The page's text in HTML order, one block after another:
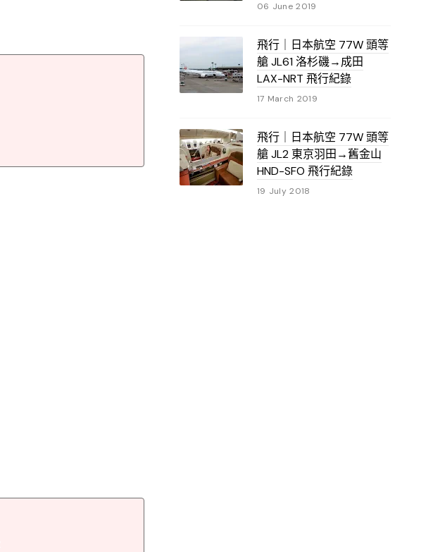
06 June 2019
飛行｜日本航空 77W 頭等
艙 JL61 洛杉磯→成田
LAX-NRT 飛行紀錄
17 March 2019
飛行｜日本航空 77W 頭等
艙 JL2 東京羽田→舊金山
HND-SFO 飛行紀錄
19 July 2018